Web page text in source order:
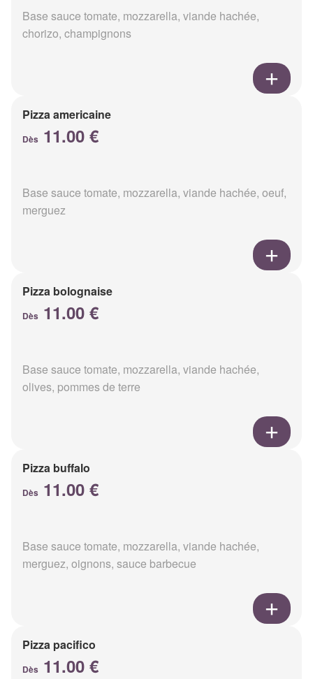
Base sauce tomate, mozzarella, viande hachée,
chorizo, champignons
Pizza americaine
Dès 11.00 €
Base sauce tomate, mozzarella, viande hachée, oeuf,
merguez
Pizza bolognaise
Dès 11.00 €
Base sauce tomate, mozzarella, viande hachée,
olives, pommes de terre
Pizza buffalo
Dès 11.00 €
Base sauce tomate, mozzarella, viande hachée,
merguez, oignons, sauce barbecue
Pizza pacifico
Dès 11.00 €